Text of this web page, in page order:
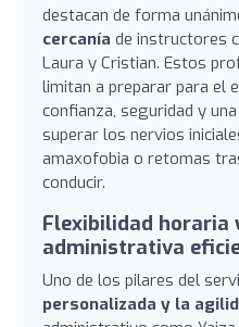
destacan de forma
cercanía de instructores
Laura y Cristian. Estos
limitan a preparar para el
confianza, seguridad y
superar los nervios
amaxofobia o retomas
conducir.
Flexibilidad horaria
administrativa
Uno de los pilares del
personalizada y la